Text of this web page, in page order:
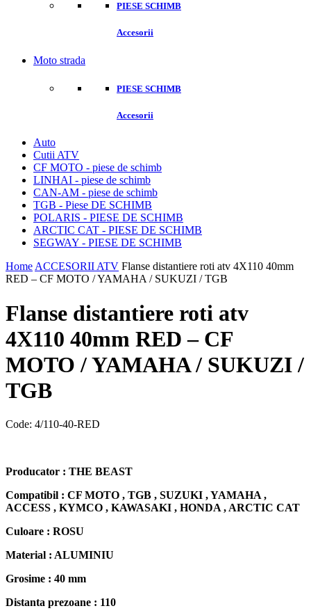
PIESE SCHIMB
Accesorii
Moto strada
PIESE SCHIMB
Accesorii
Auto
Cutii ATV
CF MOTO - piese de schimb
LINHAI - piese de schimb
CAN-AM - piese de schimb
TGB - Piese DE SCHIMB
POLARIS - PIESE DE SCHIMB
ARCTIC CAT - PIESE DE SCHIMB
SEGWAY - PIESE DE SCHIMB
Home ACCESORII ATV Flanse distantiere roti atv 4X110 40mm
RED – CF MOTO / YAMAHA / SUKUZI / TGB
Flanse distantiere roti atv
4X110 40mm RED – CF
MOTO / YAMAHA / SUKUZI /
TGB
Code: 4/110-40-RED
Producator : THE BEAST
Compatibil : CF MOTO , TGB , SUZUKI , YAMAHA ,
ACCESS , KYMCO , KAWASAKI , HONDA , ARCTIC CAT
Culoare : ROSU
Material : ALUMINIU
Grosime : 40 mm
Distanta prezoane : 110